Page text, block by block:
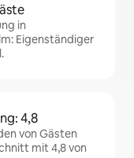
in
Eigenständiger
4,8
von Gästen
mit 4,8 von